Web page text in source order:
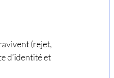
(rejet,
d’identité et